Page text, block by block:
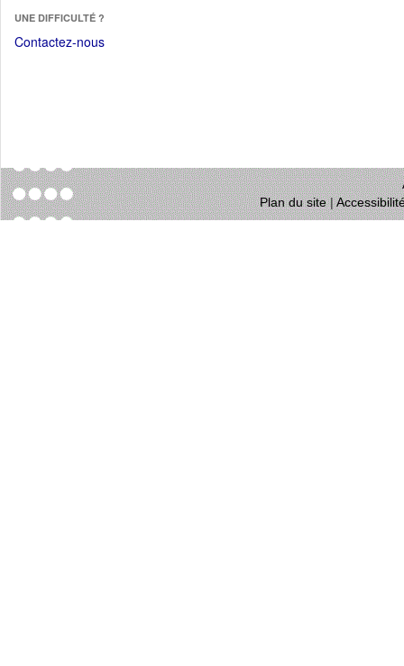
fenêtre)
une
nouvelle
UNE DIFFICULTÉ ?
Contactez-nous
Plan du site|